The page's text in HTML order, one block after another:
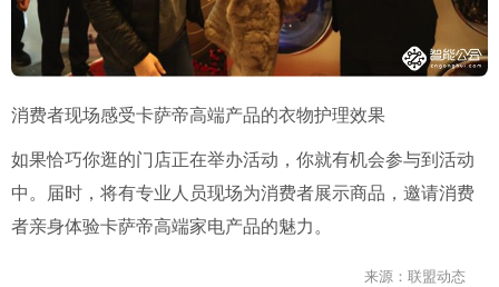
消费者现场感受卡萨帝高端产品的衣物护理效果
如果恰巧你逛的门店正在举办活动，你就有机会参与到活动
中。届时，将有专业人员现场为消费者展示商品，邀请消费
者亲身体验卡萨帝高端家电产品的魅力。
来源：联盟动态